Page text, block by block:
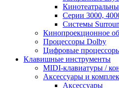
Серии 3000,
Системы
Кинопроекционное
Процессоры Dolby
Цифровые
Клавишные инструменты
MIDI-клавиатуры /
Аксессуары и
Аксессуары